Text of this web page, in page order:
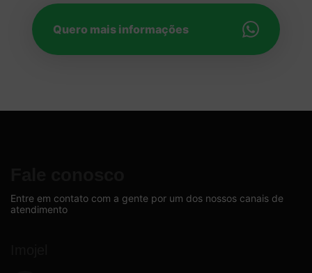
Quero mais informações
Entre em contato com a gente por um dos nossos canais de
atendimento